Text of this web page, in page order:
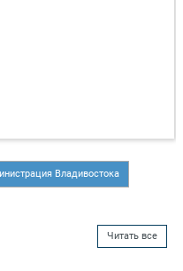
Владивостока
Читать все